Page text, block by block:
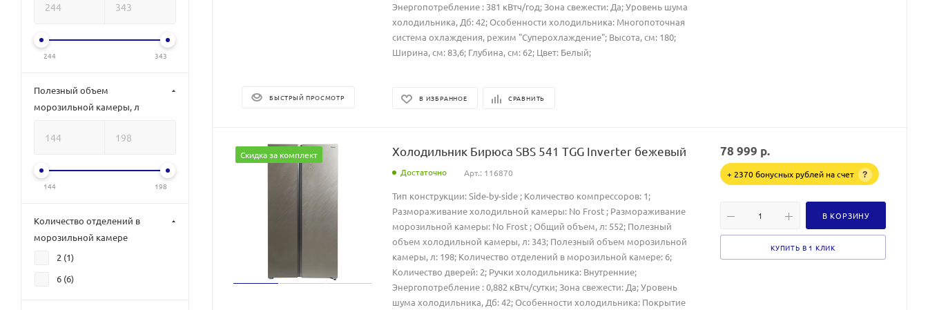
БЫСТРЫЙ ПРОСМОТР
Энергопотребление : 381 кВтч/год; Зона свежести: Да; Уровень шума
холодильника, Дб: 42; Особенности холодильника: Многопоточная
система охлаждения, режим "Суперохлаждение"; Высота, см: 180;
Ширина, см: 83,6; Глубина, см: 62; Цвет: Белый;
В ИЗБРАННОЕ СРАВНИТЬ
Скидка за комплект Холодильник Бирюса SBS 541 TGG Inverter бежевый
Достаточно Арт.: 116870
Тип конструкции: Side-by-side ; Количество компрессоров: 1;
Размораживание холодильной камеры: No Frost ; Размораживание
морозильной камеры: No Frost ; Общий объем, л: 552; Полезный
объем холодильной камеры, л: 343; Полезный объем морозильной
камеры, л: 198; Количество отделений в морозильной камере: 6;
Количество дверей: 2; Ручки холодильника: Внутренние;
Энергопотребление : 0,882 кВтч/сутки; Зона свежести: Да; Уровень
шума холодильника, Дб: 42; Особенности холодильника: Покрытие
78 999 р.
+ 2370 бонусных рублей на счет ?
В КОРЗИНУ
КУПИТЬ В 1 КЛИК
244 343
Полезный объем
морозильной камеры, л
144 198
Количество отделений в
морозильной камере
2 (1)
6 (6)